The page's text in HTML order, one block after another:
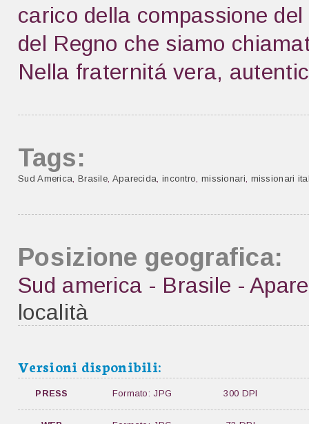
carico della compassione
del Regno che siamo
Nella fraternitá vera,
Tags:
Sud America, Brasile, Aparecida, incontro, missionari, missionari
Posizione geografica:
Sud america - Brasile -
località
Versioni disponibili:
PRESS Formato: JPG 300 DPI